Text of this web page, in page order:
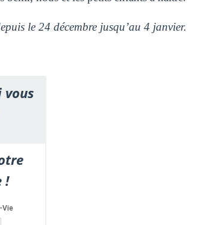
le 24 décembre jusqu’au 4 janvier.
vous
!